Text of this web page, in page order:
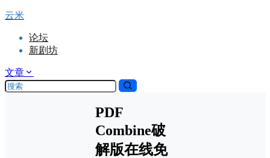
云米
论坛
新剧坊
文章
PDF
Combine破
解版在线免